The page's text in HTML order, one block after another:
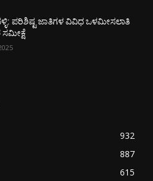
ಪರಿಶಿಷ್ಟ ಜಾತಿಗಳ ವಿವಿಧ ಒಳಮೀಸಲಾತಿ
ಸಮೀಕ್ಷೆ
932
887
615